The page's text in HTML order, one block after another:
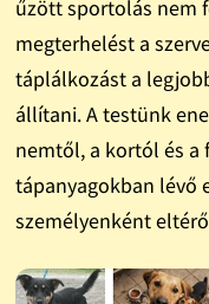
űzött sportolás nem
megterhelést a
táplálkozást a
állítani. A testünk
nemtől, a kortól és a
tápanyagokban lévő
személyenként